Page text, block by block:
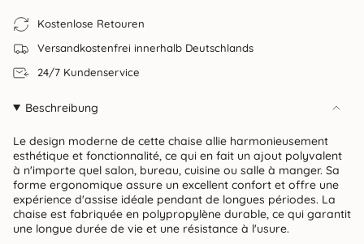
Kostenlose Retouren
Versandkostenfrei innerhalb Deutschlands
24/7 Kundenservice
Beschreibung
Le design moderne de cette chaise allie harmonieusement
esthétique et fonctionnalité, ce qui en fait un ajout polyvalent
à n'importe quel salon, bureau, cuisine ou salle à manger. Sa
forme ergonomique assure un excellent confort et offre une
expérience d'assise idéale pendant de longues périodes. La
chaise est fabriquée en polypropylène durable, ce qui garantit
une longue durée de vie et une résistance à l'usure.